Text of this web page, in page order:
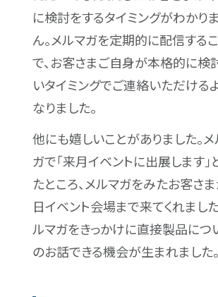
に検討をするタイミングがわかり
ん。メルマガを定期的に配信する
で、お客さまご自身が本格的に検
いタイミングでご連絡いただける
なりました。
他にも嬉しいことがありました。
ガで「来月イベントに出展します」
たところ、メルマガをみたお客さ
日イベント会場まで来てくれました
ルマガをきっかけに直接製品につ
のお話できる機会が生まれました。